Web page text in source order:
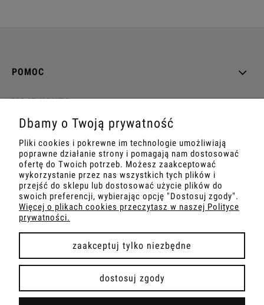
POMOC
MOJE KONTO
PŁATNOŚCI I DOSTAWA
INFORMACJE
O NAS
pokaż pełną wersję strony
Sklep internetowy Shoper Premium
Dbamy o Twoją prywatność
Pliki cookies i pokrewne im technologie umożliwiają
poprawne działanie strony i pomagają nam dostosować
ofertę do Twoich potrzeb. Możesz zaakceptować
wykorzystanie przez nas wszystkich tych plików i
przejść do sklepu lub dostosować użycie plików do
swoich preferencji, wybierając opcję "Dostosuj zgody".
Więcej o plikach cookies przeczytasz w naszej Polityce
prywatności.
zaakceptuj tylko niezbędne
dostosuj zgody